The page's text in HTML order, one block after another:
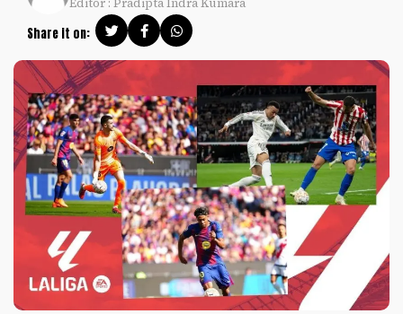
Share it on:
SKOR
SPECIAL
Video